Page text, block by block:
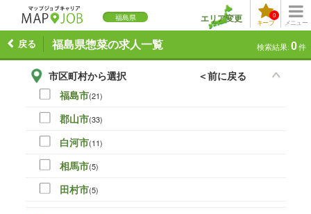
福島県
メニュー
キープ
0
エリア変更
福島県惣菜の求人一覧
戻る 検索結果: 0件
市区町村から選択
＜前に戻る
福島市(21)
郡山市(33)
白河市(11)
相馬市(5)
田村市(5)